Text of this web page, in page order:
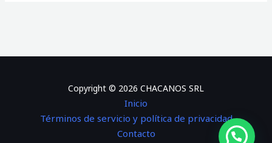
Copyright © 2026 CHACANOS SRL
Inicio
Términos de servicio y política de privacidad
Contacto